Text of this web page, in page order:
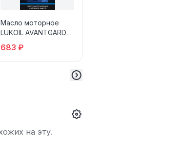
Масло моторное
LUKОIL AVANTGARDE
полусинт., 5 л
683 ₽
на эту.